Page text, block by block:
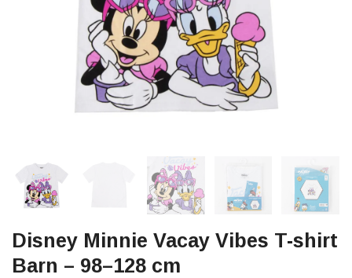
Disney Minnie Vacay Vibes T-shirt
Barn – 98–128 cm